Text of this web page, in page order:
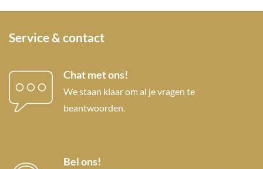
Service & contact
Chat met ons!
We staan klaar om al je vragen te
beantwoorden.
Bel ons!